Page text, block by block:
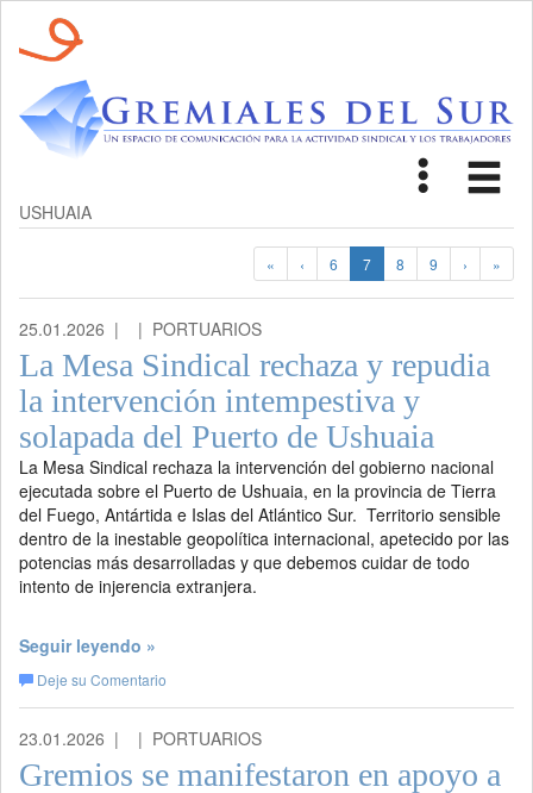
Toggle
USHUAIA
« ‹ 6 7 8 9 › »
25.01.2026 | | PORTUARIOS
La Mesa Sindical rechaza y repudia
la intervención intempestiva y
solapada del Puerto de Ushuaia
La Mesa Sindical rechaza la intervención del gobierno nacional
ejecutada sobre el Puerto de Ushuaia, en la provincia de Tierra
del Fuego, Antártida e Islas del Atlántico Sur. Territorio sensible
dentro de la inestable geopolítica internacional, apetecido por las
potencias más desarrolladas y que debemos cuidar de todo
intento de injerencia extranjera.
Seguir leyendo »
Deje su Comentario
23.01.2026 | | PORTUARIOS
Gremios se manifestaron en apoyo a